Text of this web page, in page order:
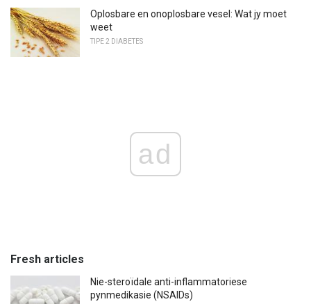
Oplosbare en onoplosbare vesel: Wat jy moet
weet
TIPE 2 DIABETES
ad
Fresh articles
Nie-steroïdale anti-inflammatoriese
pynmedikasie (NSAIDs)